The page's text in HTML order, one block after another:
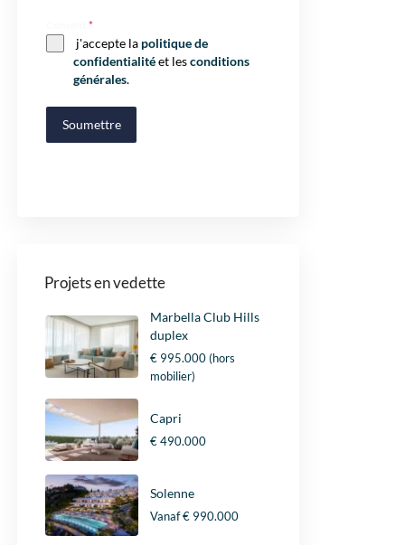
*
j'accepte la politique de
confidentialitéet lesconditions
générales.
Soumettre
Projets en vedette
Marbella Club Hills
duplex
€ 995.000(hors
mobilier)
Capri
€ 490.000
Solenne
Vanaf€ 990.000